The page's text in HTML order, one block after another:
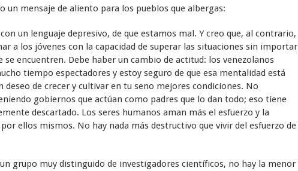
un mensaje de aliento para los pueblos que albergas:
un lenguaje depresivo, de que estamos mal. Y creo que, al contrario,
a los jóvenes con la capacidad de superar las situaciones sin importar
se encuentren. Debe haber un cambio de actitud: los venezolanos
tiempo espectadores y estoy seguro de que esa mentalidad está
deseo de crecer y cultivar en tu seno mejores condiciones. No
gobiernos que actúan como padres que lo dan todo; eso tiene
descartado. Los seres humanos aman más el esfuerzo y la
ellos mismos. No hay nada más destructivo que vivir del esfuerzo de
grupo muy distinguido de investigadores científicos, no hay la menor